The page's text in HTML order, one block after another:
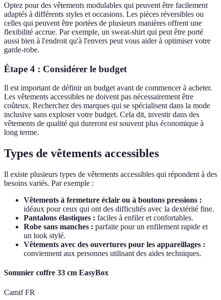
Optez pour des vêtements modulables qui peuvent être facilement
adaptés à différents styles et occasions. Les pièces réversibles ou
celles qui peuvent être portées de plusieurs manières offrent une
flexibilité accrue. Par exemple, un sweat-shirt qui peut être porté
aussi bien à l'endroit qu'à l'envers peut vous aider à optimiser votre
garde-robe.
Étape 4 : Considérer le budget
Il est important de définir un budget avant de commencer à acheter.
Les vêtements accessibles ne doivent pas nécessairement être
coûteux. Recherchez des marques qui se spécialisent dans la mode
inclusive sans exploser votre budget. Cela dit, investir dans des
vêtements de qualité qui dureront est souvent plus économique à
long terme.
Types de vêtements accessibles
Il existe plusieurs types de vêtements accessibles qui répondent à des
besoins variés. Par exemple :
Vêtements à fermeture éclair ou à boutons pressions :
idéaux pour ceux qui ont des difficultés avec la dextérité fine.
Pantalons élastiques : faciles à enfiler et confortables.
Robe sans manches : parfaite pour un enfilement rapide et
un look stylé.
Vêtements avec des ouvertures pour les appareillages :
conviennent aux personnes utilisant des aides techniques.
Sommier coffre 33 cm EasyBox
Camif FR